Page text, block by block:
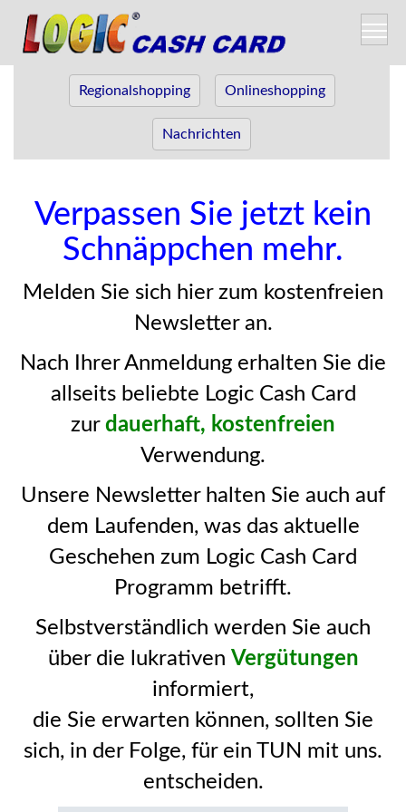
Regionalshopping Onlineshopping
Nachrichten
Verpassen Sie jetzt kein
Schnäppchen mehr.
Melden Sie sich hier zum kostenfreien
Newsletter an.
Nach Ihrer Anmeldung erhalten Sie die
allseits beliebte Logic Cash Card
zur dauerhaft, kostenfreien
Verwendung.
Unsere Newsletter halten Sie auch auf
dem Laufenden, was das aktuelle
Geschehen zum Logic Cash Card
Programm betrifft.
Selbstverständlich werden Sie auch
über die lukrativen Vergütungen
informiert,
die Sie erwarten können, sollten Sie
sich, in der Folge, für ein TUN mit uns.
entscheiden.